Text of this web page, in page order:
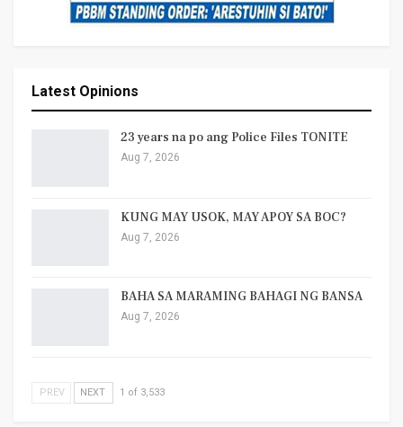
Latest Opinions
23 years na po ang Police Files TONITE
Aug 7, 2026
KUNG MAY USOK, MAY APOY SA BOC?
Aug 7, 2026
BAHA SA MARAMING BAHAGI NG BANSA
Aug 7, 2026
PREV NEXT 1 of 3,533